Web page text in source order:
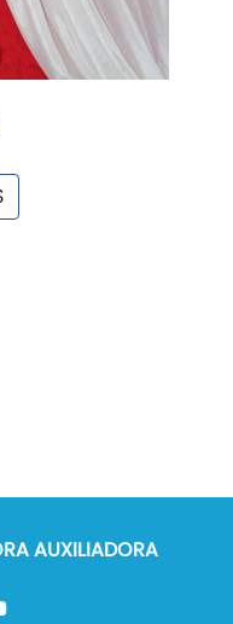
AUXILIADORA